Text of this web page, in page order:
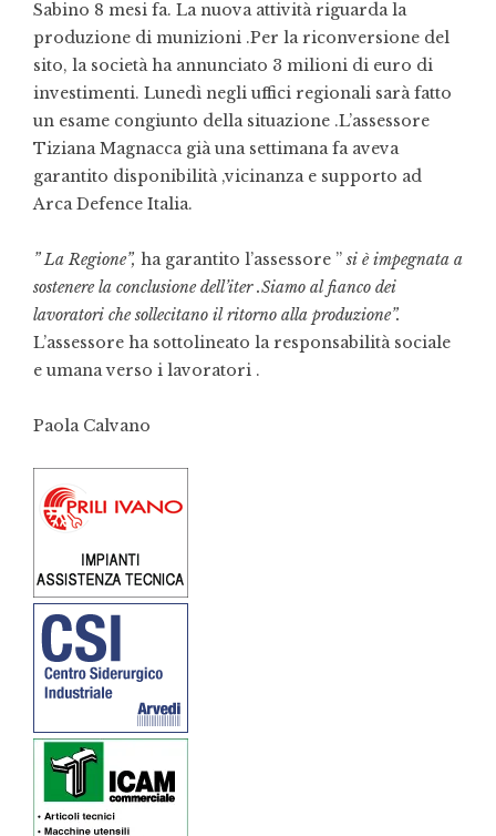
Sabino 8 mesi fa. La nuova attività riguarda la
produzione di munizioni .Per la riconversione del
sito, la società ha annunciato 3 milioni di euro di
investimenti. Lunedì negli uffici regionali sarà fatto
un esame congiunto della situazione .L’assessore
Tiziana Magnacca già una settimana fa aveva
garantito disponibilità ,vicinanza e supporto ad
Arca Defence Italia.
” La Regione”, ha garantito l’assessore ” si è impegnata a
sostenere la conclusione dell’iter .Siamo al fianco dei
lavoratori che sollecitano il ritorno alla produzione”.
L’assessore ha sottolineato la responsabilità sociale
e umana verso i lavoratori .
Paola Calvano